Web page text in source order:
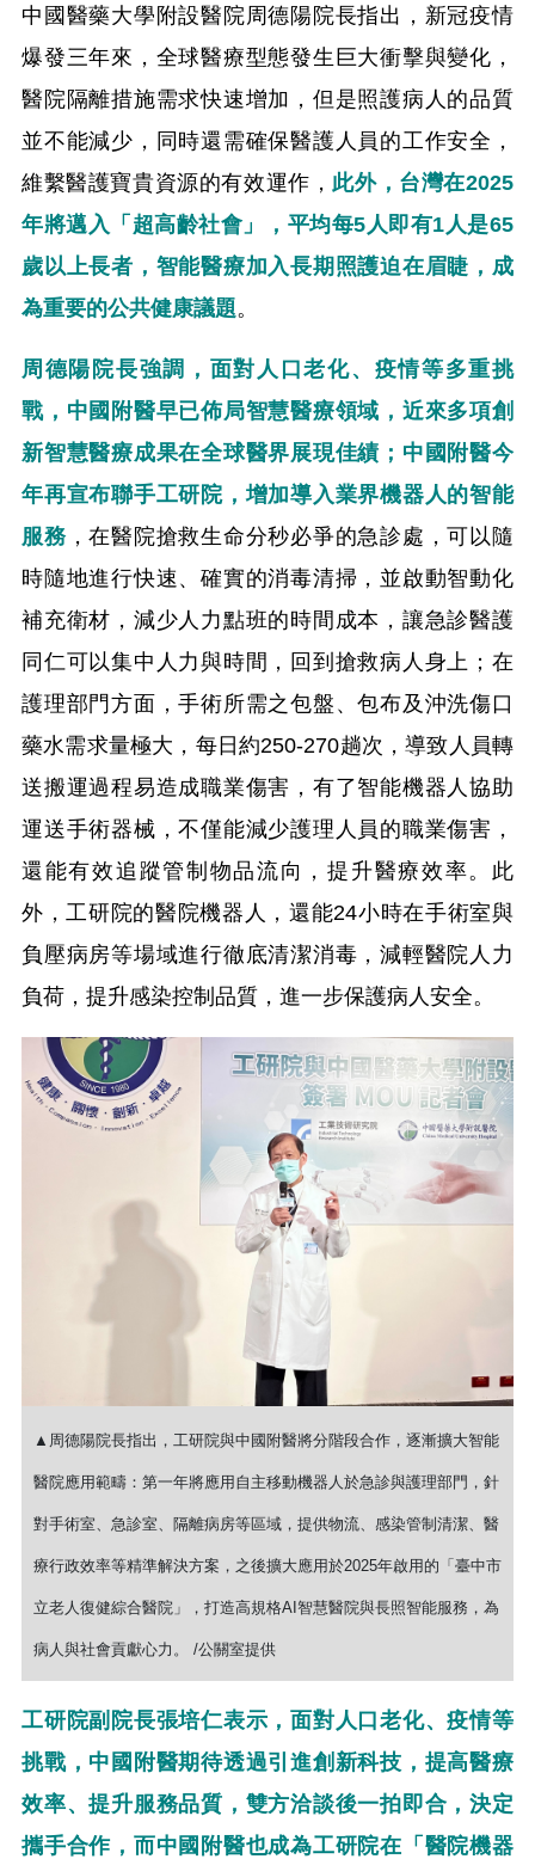
中國醫藥大學附設醫院周德陽院長指出，新冠疫情
爆發三年來，全球醫療型態發生巨大衝擊與變化，
醫院隔離措施需求快速增加，但是照護病人的品質
並不能減少，同時還需確保醫護人員的工作安全，
維繫醫護寶貴資源的有效運作， 此外，台灣在2025
年將邁入「超高齡社會」，平均每5人即有1人是65
歲以上長者，智能醫療加入長期照護迫在眉睫，成
為重要的公共健康議題。
周德陽院長強調，面對人口老化、疫情等多重挑
戰，中國附醫早已佈局智慧醫療領域，近來多項創
新智慧醫療成果在全球醫界展現佳績；中國附醫今
年再宣布聯手工研院，增加導入業界機器人的智能
服務，在醫院搶救生命分秒必爭的急診處，可以隨
時隨地進行快速、確實的消毒清掃，並啟動智動化
補充衛材，減少人力點班的時間成本，讓急診醫護
同仁可以集中人力與時間，回到搶救病人身上；在
護理部門方面，手術所需之包盤、包布及沖洗傷口
藥水需求量極大，每日約250-270趟次，導致人員轉
送搬運過程易造成職業傷害，有了智能機器人協助
運送手術器械，不僅能減少護理人員的職業傷害，
還能有效追蹤管制物品流向，提升醫療效率。此
外，工研院的醫院機器人，還能24小時在手術室與
負壓病房等場域進行徹底清潔消毒，減輕醫院人力
負荷，提升感染控制品質，進一步保護病人安全。
▲周德陽院長指出，工研院與中國附醫將分階段合作，逐漸擴大智能
醫院應用範疇：第一年將應用自主移動機器人於急診與護理部門，針
對手術室、急診室、隔離病房等區域，提供物流、感染管制清潔、醫
療行政效率等精準解決方案，之後擴大應用於2025年啟用的「臺中市
立老人復健綜合醫院」，打造高規格AI智慧醫院與長照智能服務，為
病人與社會貢獻心力。 /公關室提供
工研院副院長張培仁表示，面對人口老化、疫情等
挑戰，中國附醫期待透過引進創新科技，提高醫療
效率、提升服務品質，雙方洽談後一拍即合，決定
攜手合作，而中國附醫也成為工研院在「醫院機器